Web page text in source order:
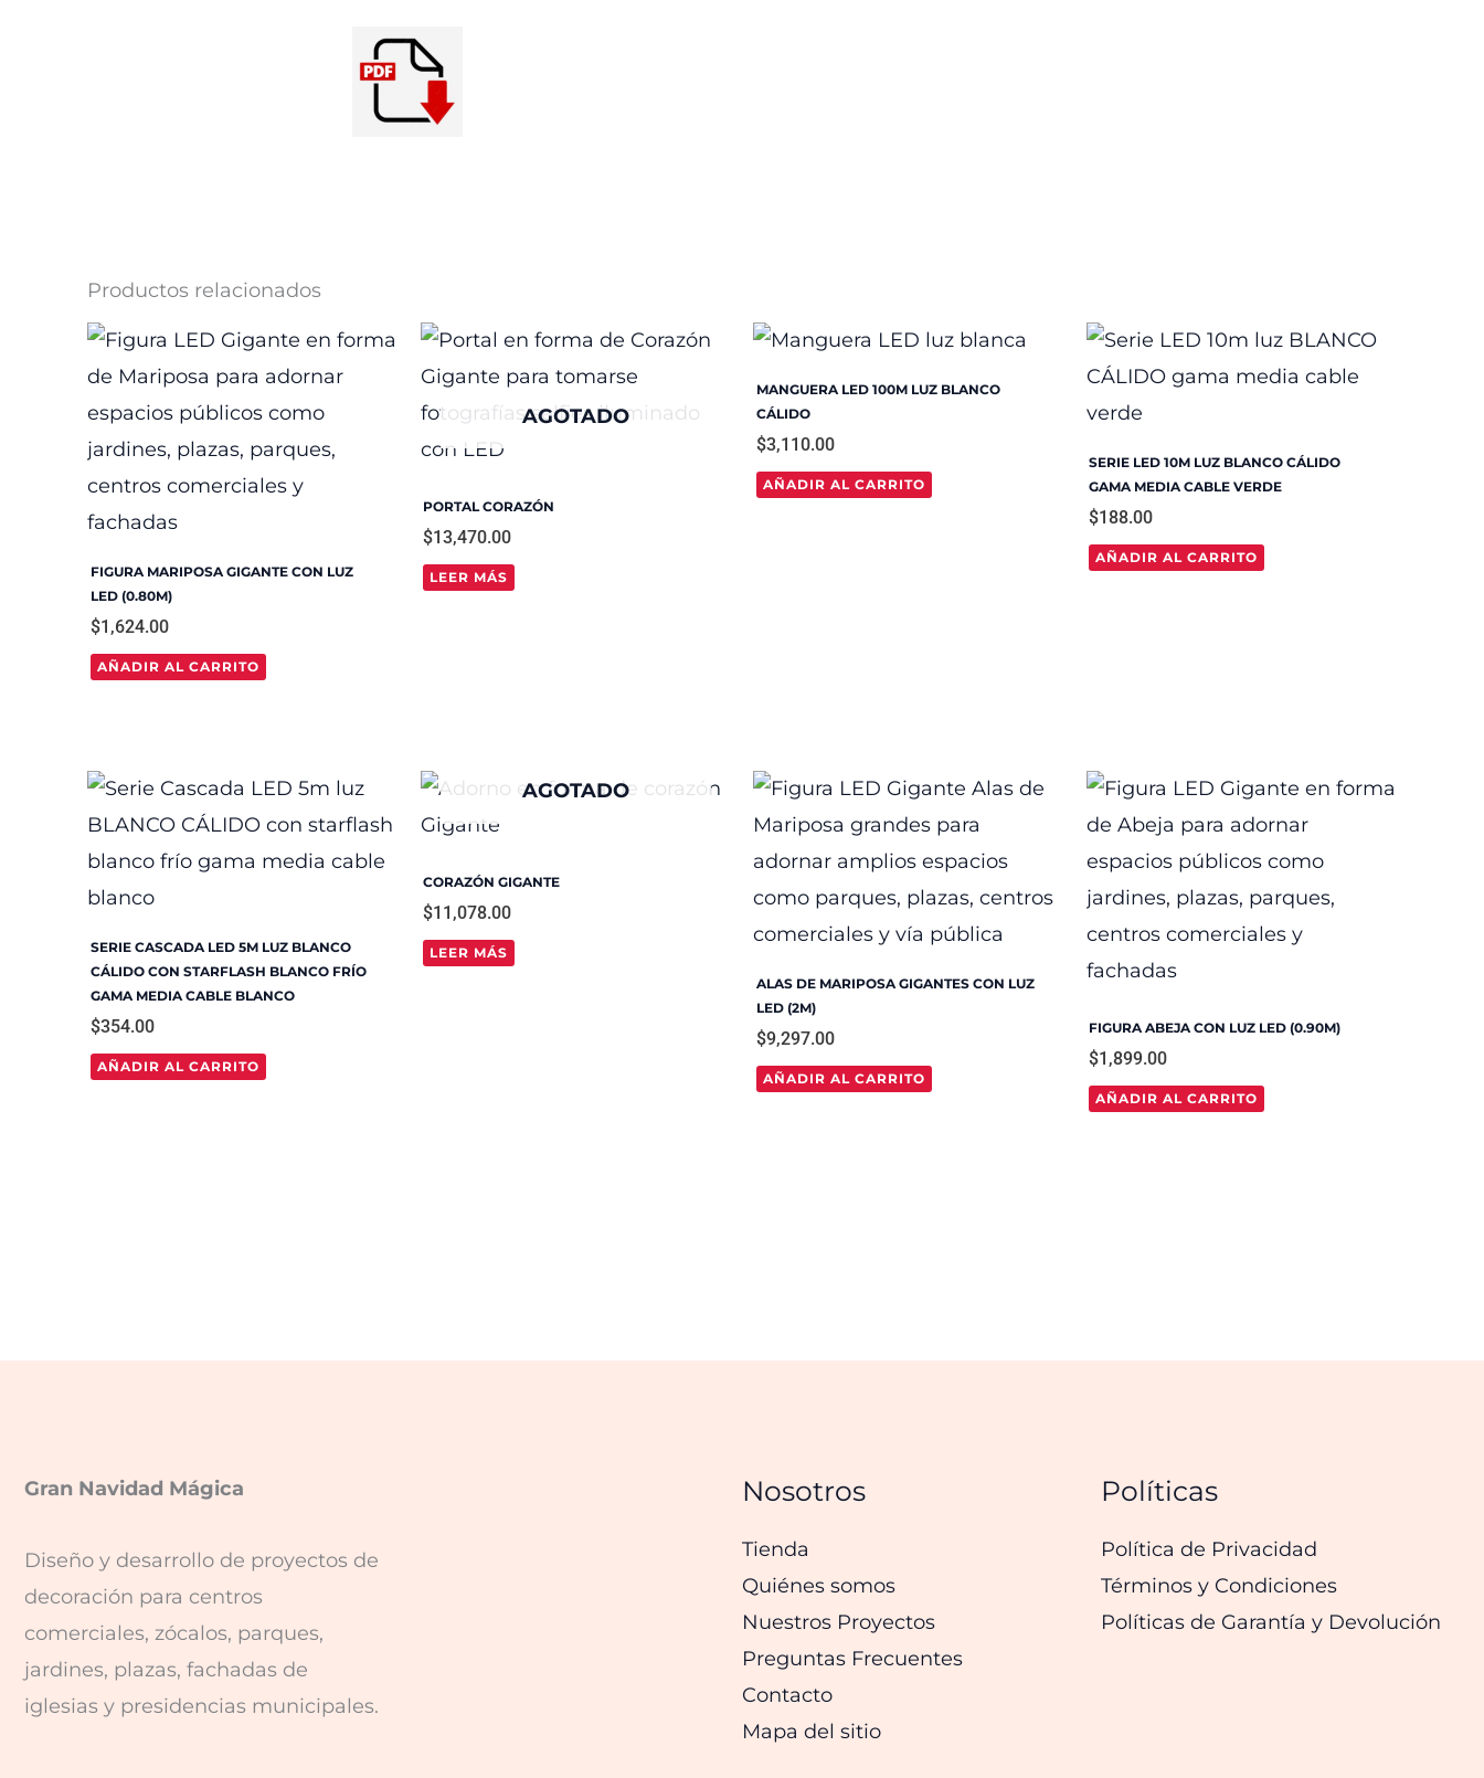
Productos relacionados
FIGURA MARIPOSA GIGANTE CON LUZ
LED (0.80M)
$1,624.00
AÑADIR AL CARRITO
AGOTADO
PORTAL CORAZÓN
$13,470.00
LEER MÁS
MANGUERA LED 100M LUZ BLANCO
CÁLIDO
$3,110.00
AÑADIR AL CARRITO
SERIE LED 10M LUZ BLANCO CÁLIDO
GAMA MEDIA CABLE VERDE
$188.00
AÑADIR AL CARRITO
SERIE CASCADA LED 5M LUZ BLANCO
CÁLIDO CON STARFLASH BLANCO FRÍO
GAMA MEDIA CABLE BLANCO
$354.00
AÑADIR AL CARRITO
AGOTADO
CORAZÓN GIGANTE
$11,078.00
LEER MÁS
ALAS DE MARIPOSA GIGANTES CON LUZ
LED (2M)
$9,297.00
AÑADIR AL CARRITO
FIGURA ABEJA CON LUZ LED (0.90M)
$1,899.00
AÑADIR AL CARRITO
Gran Navidad Mágica
Diseño y desarrollo de proyectos de
decoración para centros
comerciales, zócalos, parques,
jardines, plazas, fachadas de
iglesias y presidencias municipales.
Nosotros
Tienda
Quiénes somos
Nuestros Proyectos
Preguntas Frecuentes
Contacto
Mapa del sitio
Políticas
Política de Privacidad
Términos y Condiciones
Políticas de Garantía y Devolución